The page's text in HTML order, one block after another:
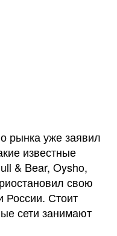
рынка уже заявил
известные
& Bear, Oysho,
свою
России. Стоит
сети занимают